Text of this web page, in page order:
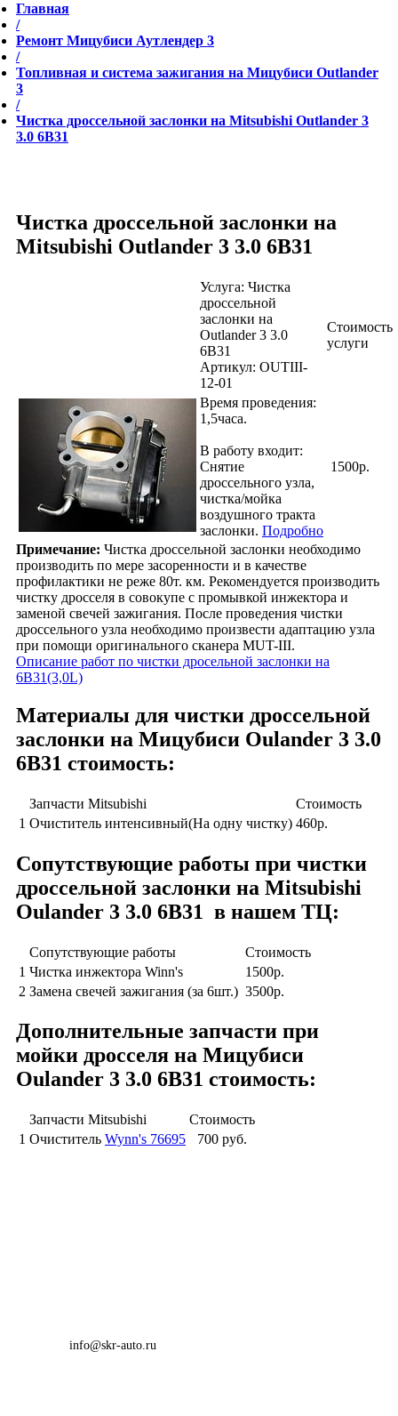
Главная
/
Ремонт Мицубиси Аутлендер 3
/
Топливная и система зажигания на Мицубиси Outlander
3
/
Чистка дроссельной заслонки на Mitsubishi Outlander 3
3.0 6B31
Чистка дроссельной заслонки на
Mitsubishi Outlander 3 3.0 6B31
Услуга: Чистка
дроссельной
заслонки на
Outlander 3 3.0
6B31
Артикул: OUTIII-
12-01
Стоимость
услуги
Время проведения:
1,5часа.
В работу входит:
Снятие
дроссельного узла,
чистка/мойка
воздушного тракта
заслонки. Подробно
1500р.
Примечание: Чистка дроссельной заслонки необходимо
производить по мере засоренности и в качестве
профилактики не реже 80т. км. Рекомендуется производить
чистку дросселя в совокупе с промывкой инжектора и
заменой свечей зажигания. После проведения чистки
дроссельного узла необходимо произвести адаптацию узла
при помощи оригинального сканера MUT-III.
Описание работ по чистки дросельной заслонки на
6B31(3,0L)
Материалы для чистки дроссельной
заслонки на Мицубиси Oulander 3 3.0
6B31 стоимость:
Запчасти Mitsubishi
Стоимость
1 Очиститель интенсивный(На одну чистку) 460р.
Сопутствующие работы при чистки
дроссельной заслонки на Mitsubishi
Oulander 3 3.0 6B31 в нашем TЦ:
Сопутствующие работы
Стоимость
1 Чистка инжектора Winn's
1500р.
2 Замена свечей зажигания (за 6шт.) 3500р.
Дополнительные запчасти при
мойки дросселя на Мицубиси
Oulander 3 3.0 6B31 стоимость:
Запчасти Mitsubishi
Стоимость
1 Очиститель Wynn's 76695 700 руб.
info@skr-auto.ru